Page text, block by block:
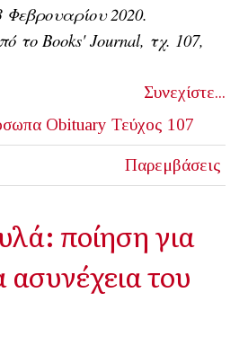
Φεβρουαρίου 2020.
το Books' Journal, τχ. 107,
Συνεχίστε...
Obituary Τεύχος 107
Παρεμβάσεις
ποίηση για
ασυνέχεια του